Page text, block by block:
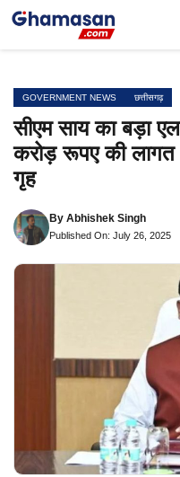
Skip
GOVERNMENT NEWS छत्तीसगढ़
सीएम साय का बड़ा
करोड़ रूपए की
गृह
By Abhishek Singh
Published On: July 26, 2025